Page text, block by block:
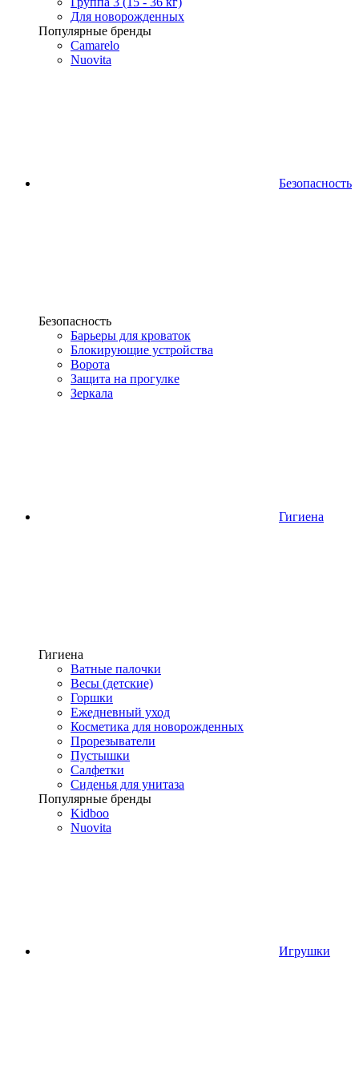
Для новорожденных
Популярные бренды
Camarelo
Nuovita
Безопасность
Безопасность
Барьеры для кроваток
Блокирующие устройства
Ворота
Защита на прогулке
Зеркала
Гигиена
Гигиена
Ватные палочки
Весы (детские)
Горшки
Ежедневный уход
Косметика для новорожденных
Прорезыватели
Пустышки
Салфетки
Сиденья для унитаза
Популярные бренды
Kidboo
Nuovita
Игрушки